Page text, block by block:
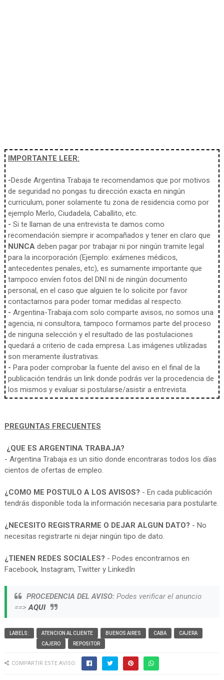
IMPORTANTE LEER:
-Desde Argentina Trabaja te recomendamos que por motivos
de seguridad no pongas tu dirección exacta en ningún
curriculum, poner solamente tu zona de residencia como por
ejemplo Merlo, Ciudadela, Caballito, etc.
- Si te llaman de una entrevista te damos como
recomendación siempre ir acompañados y tener en claro que
NUNCAdeben pagar por trabajar ni por ningún tramite legal
para la incorporación (Ejemplo: exámenes médicos,
antecedentes penales, etc), es sumamente importante que
tampoco envíen fotos del DNI ni de ningún documento
personal, en el caso que alguien te lo solicite por favor
contactarnos para poder tomar medidas al respecto.
- Argentina-Trabaja.com solo comparte avisos, no somos una
agencia, ni consultora, tampoco formamos parte del proceso
de ninguna selección y el resultado de las postulaciones
quedará a criterio de cada empresa. Las imágenes utilizadas
son meramente ilustrativas.
- Para poder comprobar la fuente del aviso en el final de la
publicación tendrás un link donde podrás ver la procedencia de
los mismos y evaluar si postularse/asistir a entrevista.
PREGUNTAS FRECUENTES
¿QUE ES ARGENTINA TRABAJA?
- Argentina Trabaja es un sitio donde encontraras todos los días
cientos de ofertas de empleo.
¿COMO ME POSTULO A LOS AVISOS? - En cada publicación
tendrás disponible toda la información necesaria para postularte.
¿NECESITO REGISTRARME O DEJAR ALGUN DATO? - No
necesitas registrarte ni dejar ningún tipo de dato.
¿TIENEN REDES SOCIALES? - Podes encontrarnos en
Facebook, Instagram, Twitter y LinkedIn
PROCEDENCIA DEL AVISO:Podes verificar el anuncio
==>AQUI
LABELS: ATENCION AL CLIENTE BUENOS AIRES CABA
CAJERA
CAJERO
REPOSITOR
COMPARTIR ESTE AVISO: